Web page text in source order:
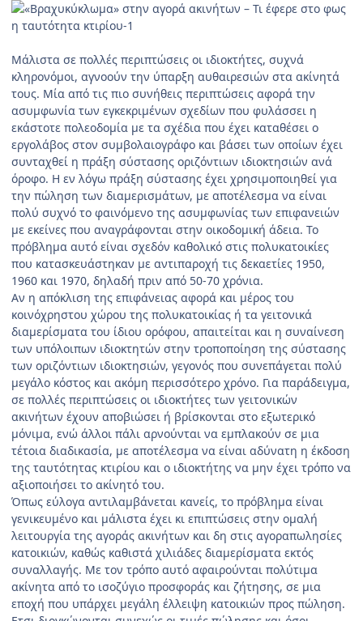
Μάλιστα σε πολλές περιπτώσεις οι ιδιοκτήτες, συχνά
κληρονόμοι, αγνοούν την ύπαρξη αυθαιρεσιών στα ακίνητά
τους. Μία από τις πιο συνήθεις περιπτώσεις αφορά την
ασυμφωνία των εγκεκριμένων σχεδίων που φυλάσσει η
εκάστοτε πολεοδομία με τα σχέδια που έχει καταθέσει ο
εργολάβος στον συμβολαιογράφο και βάσει των οποίων έχει
συνταχθεί η πράξη σύστασης οριζόντιων ιδιοκτησιών ανά
όροφο. Η εν λόγω πράξη σύστασης έχει χρησιμοποιηθεί για
την πώληση των διαμερισμάτων, με αποτέλεσμα να είναι
πολύ συχνό το φαινόμενο της ασυμφωνίας των επιφανειών
με εκείνες που αναγράφονται στην οικοδομική άδεια. Το
πρόβλημα αυτό είναι σχεδόν καθολικό στις πολυκατοικίες
που κατασκευάστηκαν με αντιπαροχή τις δεκαετίες 1950,
1960 και 1970, δηλαδή πριν από 50-70 χρόνια.
Αν η απόκλιση της επιφάνειας αφορά και μέρος του
κοινόχρηστου χώρου της πολυκατοικίας ή τα γειτονικά
διαμερίσματα του ίδιου ορόφου, απαιτείται και η συναίνεση
των υπόλοιπων ιδιοκτητών στην τροποποίηση της σύστασης
των οριζόντιων ιδιοκτησιών, γεγονός που συνεπάγεται πολύ
μεγάλο κόστος και ακόμη περισσότερο χρόνο. Για παράδειγμα,
σε πολλές περιπτώσεις οι ιδιοκτήτες των γειτονικών
ακινήτων έχουν αποβιώσει ή βρίσκονται στο εξωτερικό
μόνιμα, ενώ άλλοι πάλι αρνούνται να εμπλακούν σε μια
τέτοια διαδικασία, με αποτέλεσμα να είναι αδύνατη η έκδοση
της ταυτότητας κτιρίου και ο ιδιοκτήτης να μην έχει τρόπο να
αξιοποιήσει το ακίνητό του.
Όπως εύλογα αντιλαμβάνεται κανείς, το πρόβλημα είναι
γενικευμένο και μάλιστα έχει κι επιπτώσεις στην ομαλή
λειτουργία της αγοράς ακινήτων και δη στις αγοραπωλησίες
κατοικιών, καθώς καθιστά χιλιάδες διαμερίσματα εκτός
συναλλαγής. Με τον τρόπο αυτό αφαιρούνται πολύτιμα
ακίνητα από το ισοζύγιο προσφοράς και ζήτησης, σε μια
εποχή που υπάρχει μεγάλη έλλειψη κατοικιών προς πώληση.